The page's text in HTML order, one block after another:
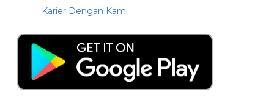
Karier Dengan Kami